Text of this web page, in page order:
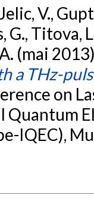
V.,
G., Titova,
(mai
a THz-
on
Quantum
IQEC),